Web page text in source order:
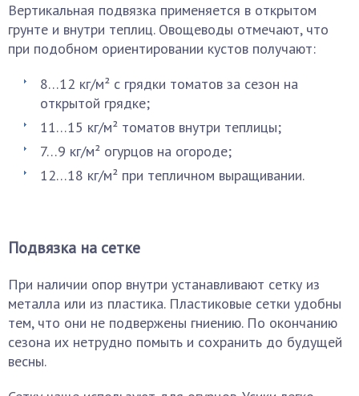
Вертикальная подвязка применяется в открытом
грунте и внутри теплиц. Овощеводы отмечают, что
при подобном ориентировании кустов получают:
8…12 кг/м² с грядки томатов за сезон на
открытой грядке;
11…15 кг/м² томатов внутри теплицы;
7…9 кг/м² огурцов на огороде;
12…18 кг/м² при тепличном выращивании.
Подвязка на сетке
При наличии опор внутри устанавливают сетку из
металла или из пластика. Пластиковые сетки удобны
тем, что они не подвержены гниению. По окончанию
сезона их нетрудно помыть и сохранить до будущей
весны.